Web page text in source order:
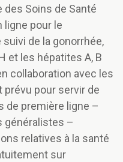
des Soins de Santé
ligne pour le
de la gonorrhée,
et les hépatites A, B
collaboration avec les
prévu pour servir de
de première ligne –
généralistes –
relatives à la santé
sur